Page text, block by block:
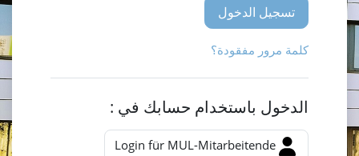
تسجيل الدخول
كلمة مرور مفقودة؟
الدخول باستخدام حسابك في :